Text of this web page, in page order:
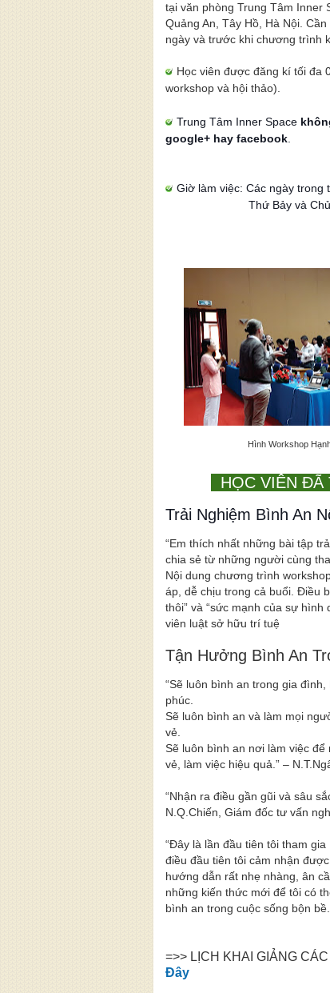
tại văn phòng Trung Tâm Inner
Quảng An, Tây Hồ, Hà Nội.
ngày và trước khi chương trình
Học viên được đăng kí tối đa
workshop và hội thảo).
Trung Tâm Inner Space
google+ hay facebook
Giờ làm việc: Các ngày trong
Thứ Bảy và Chủ
Hình Workshop
HỌC VIÊN ĐÃ
Trải Nghiệm Bình An
“Em thích nhất những bài tập
chia sẻ từ những người cùng
Nội dung chương trình
áp, dễ chịu trong cả buổi. Điều
thôi” và “sức mạnh của sự hình
viên luật sở hữu trí tuệ
Tận Hưởng Bình An
“Sẽ luôn bình an trong gia
phúc.
Sẽ luôn bình an và làm mọi
vẻ.
Sẽ luôn bình an nơi làm việc
vẻ, làm việc hiệu quả.” –
“Nhận ra điều gần gũi và sâu
N.Q.Chiến, Giám đốc tư vấn
“Đây là lần đầu tiên tôi tham
điều đầu tiên tôi cảm nhận
hướng dẫn rất nhẹ nhàng, ân
những kiến thức mới để tôi có
bình an trong cuộc sống bộn
=>> LỊCH KHAI GIẢNG
Đây